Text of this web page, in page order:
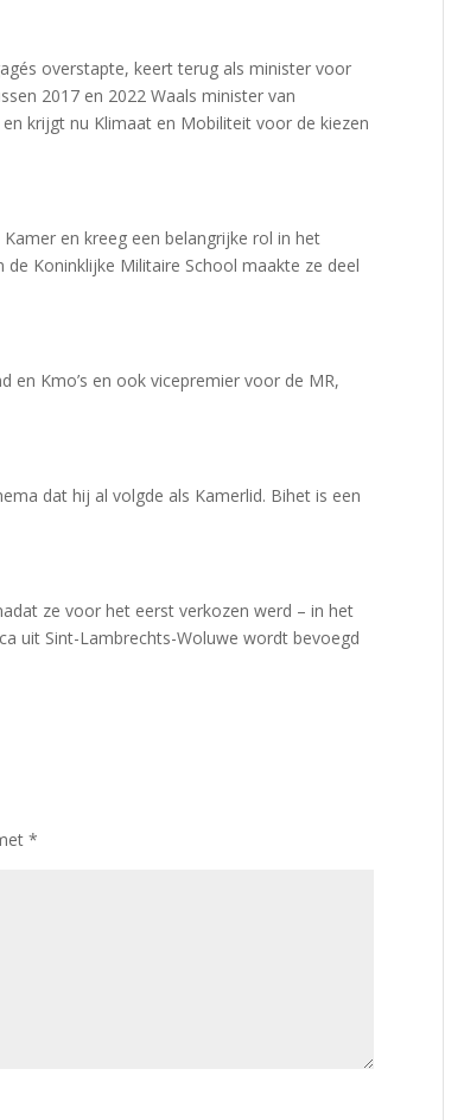
overstapte, keert terug als minister voor
2017 en 2022 Waals minister van
krijgt nu Klimaat en Mobiliteit voor de kiezen
en kreeg een belangrijke rol in het
Koninklijke Militaire School maakte ze deel
en Kmo’s en ook vicepremier voor de MR,
dat hij al volgde als Kamerlid. Bihet is een
ze voor het eerst verkozen werd – in het
uit Sint-Lambrechts-Woluwe wordt bevoegd
*